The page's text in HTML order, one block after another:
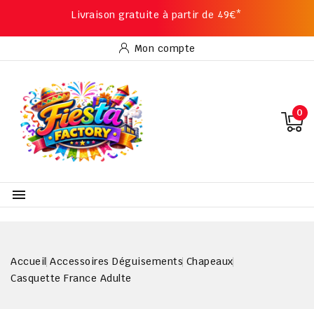
Livraison gratuite à partir de 49€*
Mon compte
0

Accueil Accessoires Déguisements Chapeaux
Casquette France Adulte